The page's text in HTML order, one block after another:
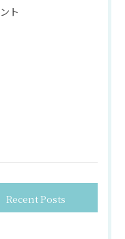
ト
Recent Posts